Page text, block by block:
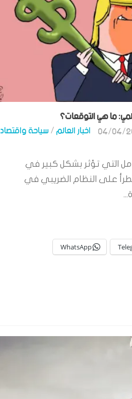
ما هي التوقعات؟
اخبار العالم/سياحة واقتصاد 04/04/
التي تؤثر بشكل كبير في
تطرأ على النظام الضريبي في
WhatsApp